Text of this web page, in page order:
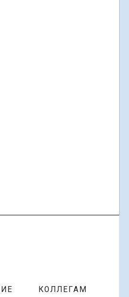
КОЛЛЕГАМ